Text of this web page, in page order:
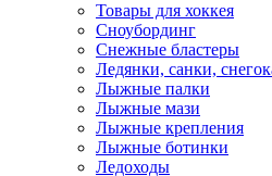
Товары для хоккея
Сноубординг
Снежные бластеры
Ледянки, санки,
Лыжные палки
Лыжные мази
Лыжные крепления
Лыжные ботинки
Ледоходы